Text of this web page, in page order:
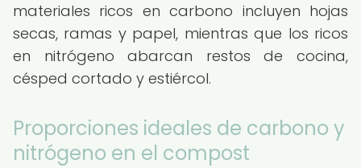
materiales ricos en carbono incluyen hojas
secas, ramas y papel, mientras que los ricos
en nitrógeno abarcan restos de cocina,
césped cortado y estiércol.
Proporciones ideales de carbono y
nitrógeno en el compost